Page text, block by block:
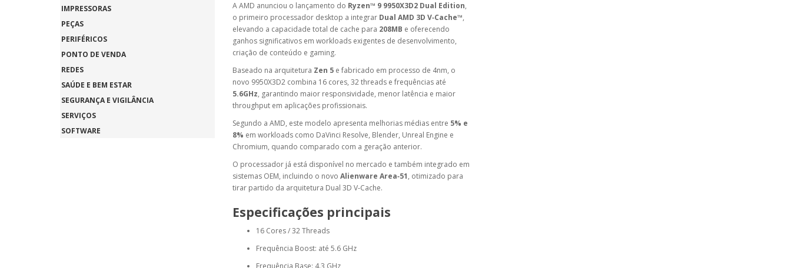
IMPRESSORAS
PEÇAS
PERIFÉRICOS
PONTO DE VENDA
REDES
SAÚDE E BEM ESTAR
SEGURANÇA E VIGILÂNCIA
SERVIÇOS
SOFTWARE
A AMD anunciou o lançamento do Ryzen™ 9 9950X3D2 Dual Edition,
o primeiro processador desktop a integrar Dual AMD 3D V‑Cache™,
elevando a capacidade total de cache para 208MB e oferecendo
ganhos significativos em workloads exigentes de desenvolvimento,
criação de conteúdo e gaming.
Baseado na arquitetura Zen 5 e fabricado em processo de 4nm, o
5.6GHz, garantindo maior responsividade, menor latência e maior
throughput em aplicações profissionais.
Segundo a AMD, este modelo apresenta melhorias médias entre 5% e
8% em workloads como DaVinci Resolve, Blender, Unreal Engine e
Chromium, quando comparado com a geração anterior.
O processador já está disponível no mercado e também integrado em
sistemas OEM, incluindo o novo Alienware Area‑51, otimizado para
tirar partido da arquitetura Dual 3D V‑Cache.
Especificações principais
16 Cores / 32 Threads
Frequência Boost: até 5.6 GHz
Frequência Base: 4.3 GHz